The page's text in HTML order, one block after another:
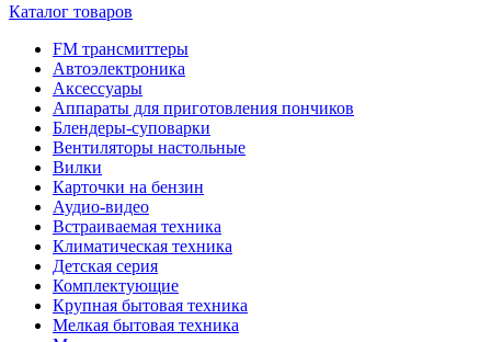
Каталог товаров
FM трансмиттеры
Автоэлектроника
Аксессуары
Аппараты для приготовления пончиков
Блендеры-суповарки
Вентиляторы настольные
Вилки
Карточки на бензин
Аудио-видео
Встраиваемая техника
Климатическая техника
Детская серия
Комплектующие
Крупная бытовая техника
Мелкая бытовая техника